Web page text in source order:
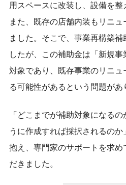
用スペースに改装し、設備を整
また、既存の店舗内装もリニ
ました。そこで、事業再構築
したが、この補助金は「新規
対象であり、既存事業のリニ
る可能性があるという問題があ
「どこまでが補助対象になる
うに作成すれば採択されるの
抱え、専門家のサポートを求
だきました。